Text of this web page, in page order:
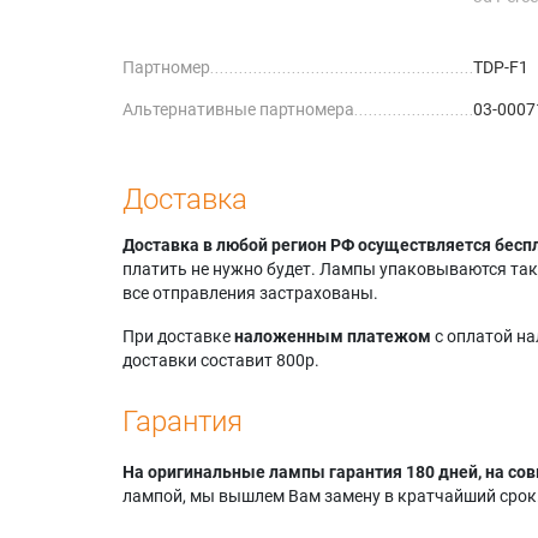
3d
Basic
3d
3d
3d
Basic
3d
Партномер TDP-F1
Альтернативные партномера 03-
Доставка
Доставка в любой регион РФ осуществляется
платить не нужно будет. Лампы упаковываются
все отправления застрахованы.
При доставкеналоженным платежом с оплатой
доставки составит 800р.
Гарантия
На оригинальные лампы гарантия 180 дней, на
лампой, мы вышлем Вам замену в кратчайший срок.